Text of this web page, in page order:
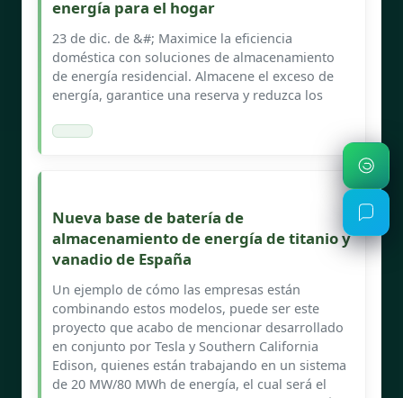
energía para el hogar
23 de dic. de &#; Maximice la eficiencia
doméstica con soluciones de almacenamiento
de energía residencial. Almacene el exceso de
energía, garantice una reserva y reduzca los
Nueva base de batería de
almacenamiento de energía de titanio y
vanadio de España
Un ejemplo de cómo las empresas están
combinando estos modelos, puede ser este
proyecto que acabo de mencionar desarrollado
en conjunto por Tesla y Southern California
Edison, quienes están trabajando en un sistema
de 20 MW/80 MWh de energía, el cual será el